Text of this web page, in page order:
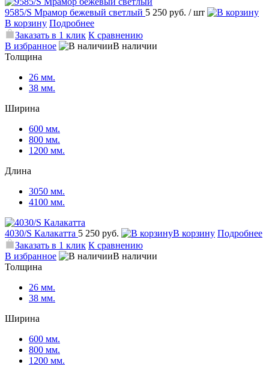
9585/S Мрамор бежевый светлый 5 250 руб. / шт
В корзину Подробнее
Заказать в 1 клик К сравнению
В избранное
В наличии
Толщина
26 мм.
38 мм.
Ширина
600 мм.
800 мм.
1200 мм.
Длина
3050 мм.
4100 мм.
4030/S Калакатта 5 250 руб. В корзину Подробнее
Заказать в 1 клик К сравнению
В избранное
В наличии
Толщина
26 мм.
38 мм.
Ширина
600 мм.
800 мм.
1200 мм.